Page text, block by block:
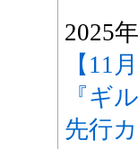
2025
【11
『ギ
先行